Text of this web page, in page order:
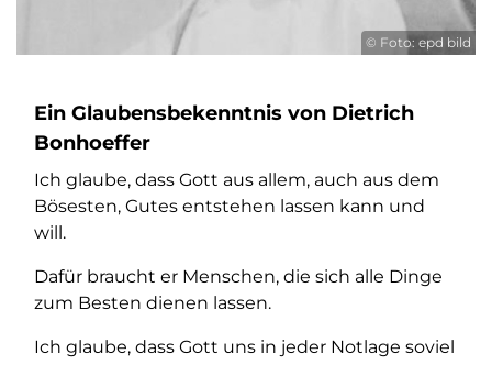
© Foto: epd bild
Ein Glaubensbekenntnis von Dietrich
Bonhoeffer
Ich glaube, dass Gott aus allem, auch aus dem
Bösesten, Gutes entstehen lassen kann und
will.
Dafür braucht er Menschen, die sich alle Dinge
zum Besten dienen lassen.
Ich glaube, dass Gott uns in jeder Notlage soviel